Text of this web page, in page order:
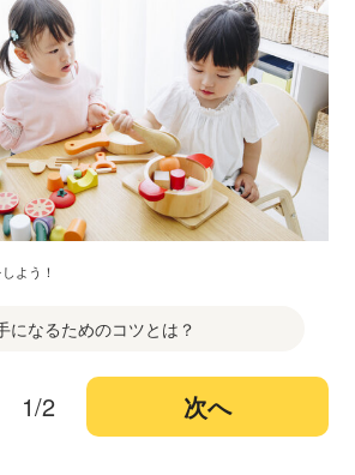
よう！
になるためのコツとは？
1/2 次へ